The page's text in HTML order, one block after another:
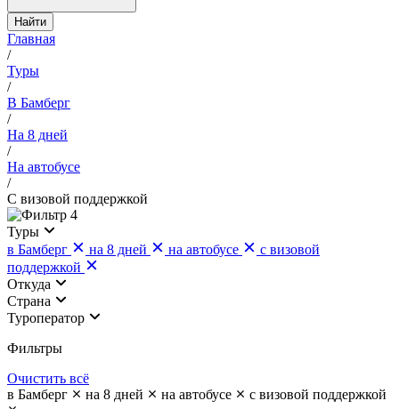
Найти
Главная
/
Туры
/
В Бамберг
/
На 8 дней
/
На автобусе
/
С визовой поддержкой
4
Туры
в Бамберг
на 8 дней на автобусе
с визовой
поддержкой
Откуда
Страна
Туроператор
Фильтры
Очистить всё
в Бамберг
на 8 дней на автобусе с визовой поддержкой